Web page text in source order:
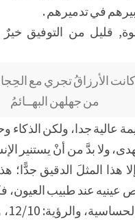
في تدميرهم .
قليل من التوفيق
الأرزاقُ تجري مع الحِجا
من جهلهن البهــائمُ
عالية جدا، ولكن الذكاء
ولا بدَّ من أنْ يستنير
هذا المثلَ الدقيق جدًّا؛
عينيه عند طبيب العيون،